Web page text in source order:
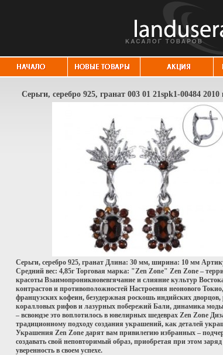
Серьги, серебро 925, гранат 003 01 21spk1-00484
Серьги, серебро 925, гранат Длина: 30 мм, ширина: 10 мм
Средний вес: 4,85г Торговая марка: "Zen Zone" Zen Zone –
красоты Взаимопроникновевгячание и слияние культур
контрастов и противоположностей Настроения неонового
французских кофеин, безудержная роскошь индийских
коралловых рифов и лазурных побережий Бали, динамика
– всвоюдэе это воплотилось в ювелирных шедеврах Zen Zone
традиционному подходу создания украшений, как деталей
Украшения Zen Zone дарят вам привилегию избранных –
создавать свой неповторимый образ, приобретая при этом
уверенность в своем успехе.